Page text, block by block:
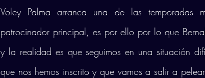
Voley Palma arranca una de las temporadas
patrocinador principal, es por ello por lo que
y la realidad es que seguimos en una situación
que nos hemos inscrito y que vamos a salir a